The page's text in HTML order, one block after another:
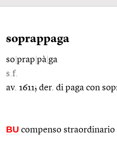
soprappaga
so prap pà ga
s.f.
av. 1611; der. di paga con
BU compenso straordinario